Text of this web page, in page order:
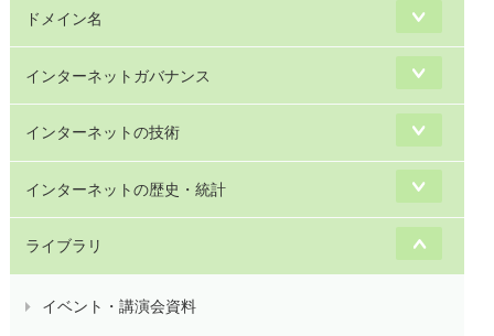
ドメイン名
インターネットガバナンス
インターネットの技術
インターネットの歴史・統計
ライブラリ
イベント・講演会資料